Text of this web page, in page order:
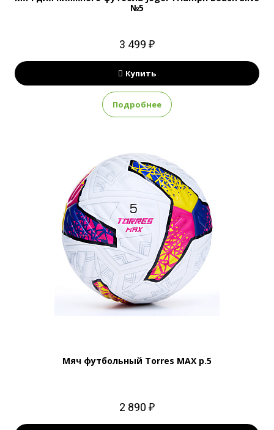
№5
3 499 ₽
Купить
Подробнее
Мяч футбольный Torres MAX р.5
2 890 ₽